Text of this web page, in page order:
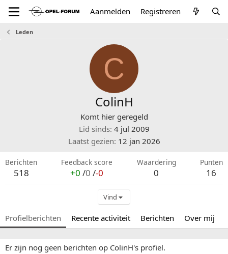
Aanmelden Registreren
Leden
C
ColinH
Komt hier geregeld
Lid sinds 4 jul 2009
Laatst gezien 12 jan 2026
Berichten
518
Feedback score
+0 /0 /-0
Waardering
0
Punten
16
Vind
Profielberichten Recente activiteit Berichten Over mij
Er zijn nog geen berichten op ColinH's profiel.